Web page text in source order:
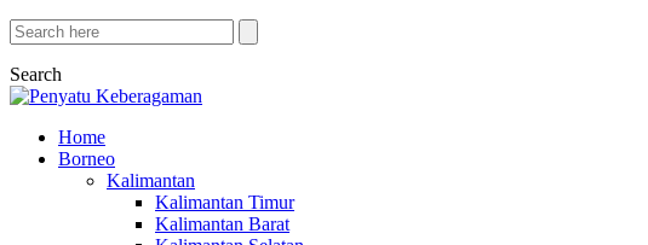
Search
Home
Borneo
Kalimantan
Kalimantan Timur
Kalimantan Barat